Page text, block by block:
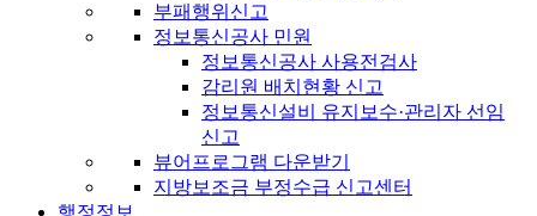
부패행위신고
정보통신공사 민원
정보통신공사 사용전검사
감리원 배치현황 신고
정보통신설비 유지보수·관리자 선임
신고
뷰어프로그램 다운받기
지방보조금 부정수급 신고센터